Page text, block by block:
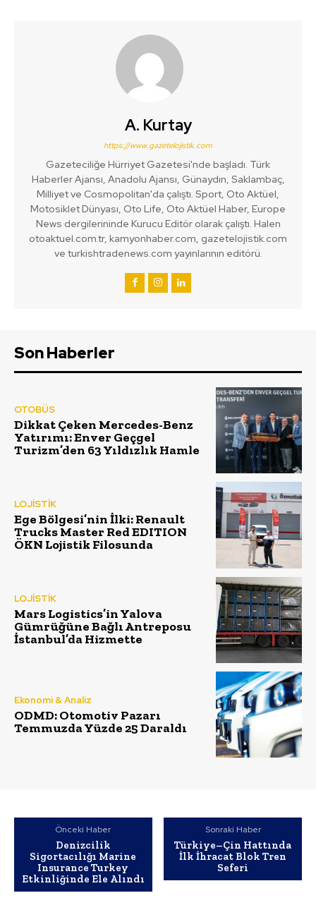
A. Kurtay
https://www.gazetelojistik.com
Gazeteciliğe Hürriyet Gazetesi'nde başladı. Türk
Haberler Ajansı, Anadolu Ajansı, Günaydın, Saklambaç,
Milliyet ve Cosmopolitan'da çalıştı. Sport, Oto Aktüel,
Motosiklet Dünyası, Oto Life, Oto Aktüel Haber, Europe
News dergilerininde Kurucu Editör olarak çalıştı. Halen
otoaktuel.com.tr, kamyonhaber.com, gazetelojistik.com
ve turkishtradenews.com yayınlarının editörü.
Son Haberler
OTOBÜS
Dikkat Çeken Mercedes-Benz
Yatırımı: Enver Geçgel
Turizm’den 63 Yıldızlık Hamle
LOJİSTİK
Ege Bölgesi’nin İlki: Renault
Trucks Master Red EDITION
ÖKN Lojistik Filosunda
LOJİSTİK
Mars Logistics’in Yalova
Gümrüğüne Bağlı Antreposu
İstanbul’da Hizmette
Ekonomi & Analiz
ODMD: Otomotiv Pazarı
Temmuzda Yüzde 25 Daraldı
Önceki Haber
Denizcilik
Sigortacılığı Marine
Insurance Turkey
Etkinliğinde Ele Alındı
Sonraki Haber
Türkiye–Çin Hattında
İlk İhracat Blok Tren
Seferi